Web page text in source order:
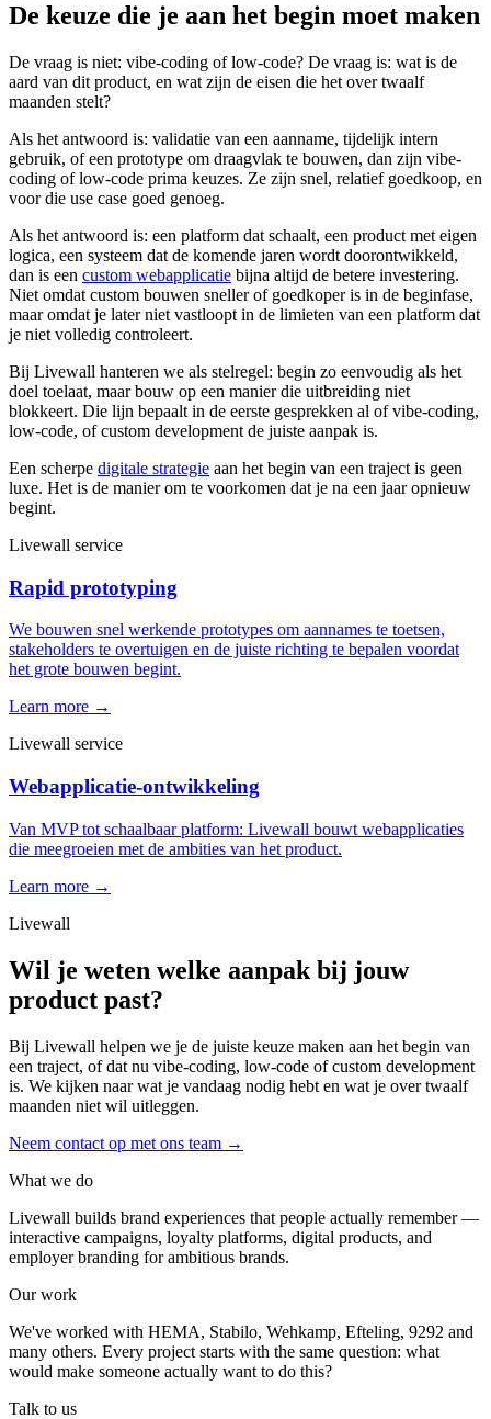
De keuze die je aan het begin moet maken
De vraag is niet: vibe-coding of low-code? De vraag is: wat is de
aard van dit product, en wat zijn de eisen die het over twaalf
maanden stelt?
Als het antwoord is: validatie van een aanname, tijdelijk intern
gebruik, of een prototype om draagvlak te bouwen, dan zijn vibe-
coding of low-code prima keuzes. Ze zijn snel, relatief goedkoop, en
voor die use case goed genoeg.
Als het antwoord is: een platform dat schaalt, een product met eigen
logica, een systeem dat de komende jaren wordt doorontwikkeld,
dan is een custom webapplicatie bijna altijd de betere investering.
Niet omdat custom bouwen sneller of goedkoper is in de beginfase,
maar omdat je later niet vastloopt in de limieten van een platform dat
je niet volledig controleert.
Bij Livewall hanteren we als stelregel: begin zo eenvoudig als het
doel toelaat, maar bouw op een manier die uitbreiding niet
blokkeert. Die lijn bepaalt in de eerste gesprekken al of vibe-coding,
low-code, of custom development de juiste aanpak is.
Een scherpe digitale strategie aan het begin van een traject is geen
luxe. Het is de manier om te voorkomen dat je na een jaar opnieuw
begint.
Livewall service
Rapid prototyping
We bouwen snel werkende prototypes om aannames te toetsen,
stakeholders te overtuigen en de juiste richting te bepalen voordat
het grote bouwen begint.
Learn more →
Livewall service
Webapplicatie-ontwikkeling
Van MVP tot schaalbaar platform: Livewall bouwt webapplicaties
die meegroeien met de ambities van het product.
Learn more →
Livewall
Wil je weten welke aanpak bij jouw
product past?
Bij Livewall helpen we je de juiste keuze maken aan het begin van
een traject, of dat nu vibe-coding, low-code of custom development
is. We kijken naar wat je vandaag nodig hebt en wat je over twaalf
maanden niet wil uitleggen.
Neem contact op met ons team →
What we do
Livewall builds brand experiences that people actually remember —
interactive campaigns, loyalty platforms, digital products, and
employer branding for ambitious brands.
Our work
We've worked with HEMA, Stabilo, Wehkamp, Efteling, 9292 and
many others. Every project starts with the same question: what
would make someone actually want to do this?
Talk to us